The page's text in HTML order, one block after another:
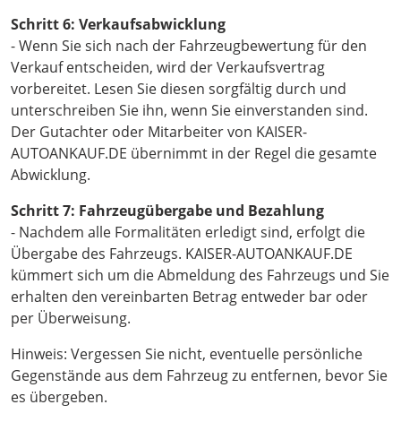
Schritt 6: Verkaufsabwicklung
- Wenn Sie sich nach der Fahrzeugbewertung für den
Verkauf entscheiden, wird der Verkaufsvertrag
vorbereitet. Lesen Sie diesen sorgfältig durch und
unterschreiben Sie ihn, wenn Sie einverstanden sind.
Der Gutachter oder Mitarbeiter von KAISER-
AUTOANKAUF.DE übernimmt in der Regel die gesamte
Abwicklung.
Schritt 7: Fahrzeugübergabe und Bezahlung
- Nachdem alle Formalitäten erledigt sind, erfolgt die
Übergabe des Fahrzeugs. KAISER-AUTOANKAUF.DE
kümmert sich um die Abmeldung des Fahrzeugs und Sie
erhalten den vereinbarten Betrag entweder bar oder
per Überweisung.
Hinweis: Vergessen Sie nicht, eventuelle persönliche
Gegenstände aus dem Fahrzeug zu entfernen, bevor Sie
es übergeben.